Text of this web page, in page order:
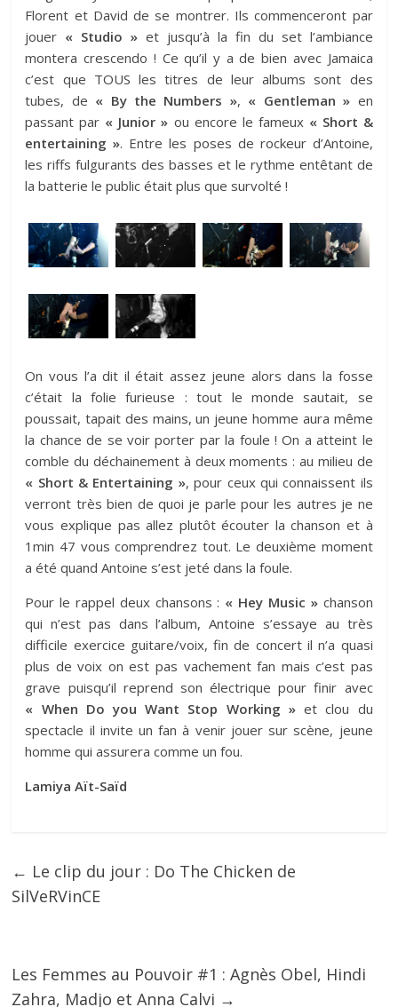
Florent et David de se montrer. Ils commenceront par
jouer « Studio » et jusqu’à la fin du set l’ambiance
montera crescendo ! Ce qu’il y a de bien avec Jamaica
c’est que TOUS les titres de leur albums sont des
tubes, de « By the Numbers », « Gentleman » en
passant par « Junior » ou encore le fameux « Short &
entertaining ». Entre les poses de rockeur d’Antoine,
les riffs fulgurants des basses et le rythme entêtant de
la batterie le public était plus que survolté !
On vous l’a dit il était assez jeune alors dans la fosse
c’était la folie furieuse : tout le monde sautait, se
poussait, tapait des mains, un jeune homme aura même
la chance de se voir porter par la foule ! On a atteint le
comble du déchainement à deux moments : au milieu de
« Short & Entertaining », pour ceux qui connaissent ils
verront très bien de quoi je parle pour les autres je ne
vous explique pas allez plutôt écouter la chanson et à
1min 47 vous comprendrez tout. Le deuxième moment
a été quand Antoine s’est jeté dans la foule.
Pour le rappel deux chansons : « Hey Music » chanson
qui n’est pas dans l’album, Antoine s’essaye au très
difficile exercice guitare/voix, fin de concert il n’a quasi
plus de voix on est pas vachement fan mais c’est pas
grave puisqu’il reprend son électrique pour finir avec
« When Do you Want Stop Working »et clou du
spectacle il invite un fan à venir jouer sur scène, jeune
homme qui assurera comme un fou.
Lamiya Aït-Saïd
← Le clip du jour : Do The Chicken de
SilVeRVinCE
Les Femmes au Pouvoir #1 : Agnès Obel, Hindi
Zahra, Madjo et Anna Calvi →